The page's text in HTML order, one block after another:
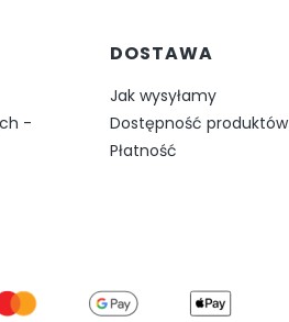
-
DOSTAWA
Jak wysyłamy
Dostępność produktów
Płatność